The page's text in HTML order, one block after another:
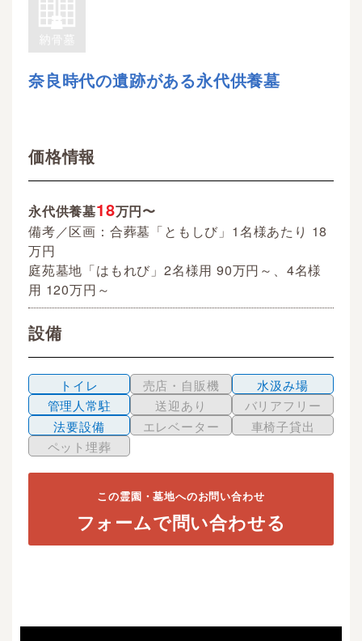
奈良時代の遺跡がある永代供養墓
価格情報
永代供養墓18万円〜
備考／区画：合葬墓「ともしび」1名様あたり 18
万円
庭苑墓地「はもれび」2名様用 90万円～、4名様
用 120万円～
設備
トイレ 売店・自販機
水汲み場
管理人常駐
送迎あり
バリアフリー
法要設備
エレベーター
車椅子貸出
ペット埋葬
この霊園・墓地へのお問い合わせ
フォームで問い合わせる